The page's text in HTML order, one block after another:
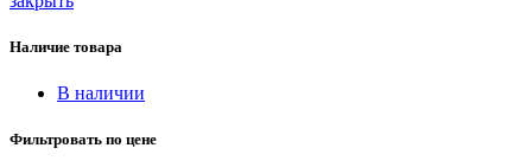
Наличие товара
В наличии
Фильтровать по цене